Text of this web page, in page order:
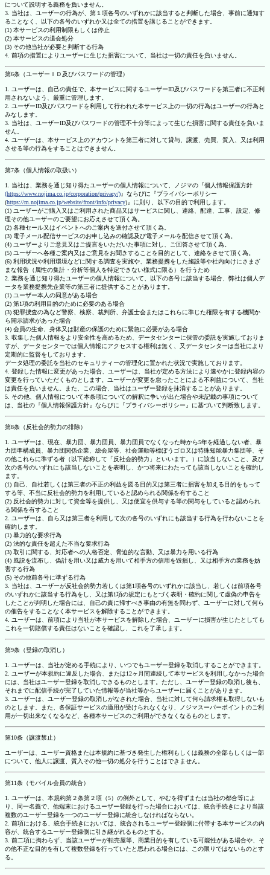
について説明する義務を負いません。
3. 当社は、ユーザーの行為が、第１項各号のいずれかに該当すると判断した場合、事前に通知す
ることなく、以下の各号のいずれか又は全ての措置を講じることができます。
(1) 本サービスの利用制限もしくは停止
(2) 本サービスの退会処分
(3) その他当社が必要と判断する行為
4. 前項の措置によりユーザーに生じた損害について、当社は一切の責任を負いません。
第6条（ユーザーＩＤ及びパスワードの管理）
1. ユーザーは、自己の責任で、本サービスに関するユーザーID及びパスワードを第三者に不正利
用されないよう、厳重に管理します。
2. ユーザーID及びパスワードを利用して行われた本サービス上の一切の行為はユーザーの行為と
みなします。
3. 当社は、ユーザーID及びパスワードの管理不十分等によって生じた損害に関する責任を負いま
せん。
4. ユーザーは、本サービス上のアカウントを第三者に対して貸与、譲渡、売買、質入、又は利用
させる等の行為をすることはできません。
第7条（個人情報の取扱い）
1. 当社は、業務を通じ知り得たユーザーの個人情報について、ノジマの『個人情報保護方針
(https://www.nojima.co.jp/corporation/privacy/)』ならびに『プライバシーポリシー
(https://m.nojima.co.jp/website/front/info/privacy)』に則り、以下の目的で利用します。
(1) ユーザーがご購入又はご利用された商品又はサービスに関し、連絡、配達、工事、設定、修
理その他ユーザーのご要望にお応えさせて頂く為。
(2) 各種セール又はイベントへのご案内を送付させて頂く為。
(3) 電子メール配信サービスのお申し込みの確認及び電子メールを配信させて頂く為。
(4) ユーザーよりご意見又はご提言をいただいた事項に対し、ご回答させて頂く為。
(5) ユーザーへ各種ご案内又はご意見をお聞きすることを目的として、連絡をさせて頂く為。
(6) 利用状況や利用環境などに関する調査を実施や、業務提携をした施設等や社内向けにさまざ
まな報告（属性の集計・分析等個人を特定できない様式に限る）を行うため
2. 業務を通じ知り得たユーザーの個人情報について、以下の各号に該当する場合、弊社は個人デ
ータを業務提携先企業等の第三者に提供することがあります。
(1) ユーザー本人の同意がある場合
(2) 第1項の利用目的のために必要のある場合
(3) 犯罪捜査の為など警察、検察、裁判所、弁護士会またはこれらに準じた権限を有する機関か
ら開示請求があった場合
(4) 会員の生命、身体又は財産の保護のために緊急に必要がある場合
3. 収集した個人情報をより安全性を高めるため、データセンターに保管の委託を実施しておりま
すが、データセンターでは個人情報にアクセスする権利は無く、又データセンターは当社により
定期的に監督をしております。
データ処理の委託を当社のセキュリティーの管理化に置かれた状況で実施しております。
4. 登録した情報に変更があった場合、ユーザーは、当社が定める方法により速やかに登録内容の
変更を行っていただくものとします。ユーザーが変更を怠ったことによる不利益について、当社
は責任を負いません。また、この場合、当社はユーザー登録を抹消することがあります。
5. その他、個人情報について本条項についての解釈に争いが出た場合や未記載の事項について
は、当社の『個人情報保護方針』ならびに『プライバシーポリシー』に基づいて判断致します。
第8条（反社会的勢力の排除）
1. ユーザーは、現在、暴力団、暴力団員、暴力団員でなくなった時から5年を経過しない者、暴
力団準構成員、暴力団関係企業、総会屋等、社会運動等標ぼうゴロ又は特殊知能暴力集団等、そ
の他これらに準ずる者（以下総称して「反社会的勢力」といいます。）に該当しないこと、及び
次の各号のいずれにも該当しないことを表明し、かつ将来にわたっても該当しないことを確約し
ます。
(1) 自己、自社若しくは第三者の不正の利益を図る目的又は第三者に損害を加える目的をもって
する等、不当に反社会的勢力を利用していると認められる関係を有すること
(2) 反社会的勢力に対して資金等を提供し、又は便宜を供与する等の関与をしていると認められ
る関係を有すること
2. ユーザーは、自ら又は第三者を利用して次の各号のいずれにも該当する行為を行わないことを
確約します。
(1) 暴力的な要求行為
(2) 法的な責任を超えた不当な要求行為
(3) 取引に関する、対応者への人格否定、脅迫的な言動、又は暴力を用いる行為
(4) 風説を流布し、偽計を用い又は威力を用いて相手方の信用を毀損し、又は相手方の業務を妨
害する行為
(5) その他前各号に準ずる行為
3. 当社は、ユーザーが反社会的勢力若しくは第1項各号のいずれかに該当し、若しくは前項各号
のいずれかに該当する行為をし、又は第1項の規定にもとづく表明・確約に関して虚偽の申告を
したことが判明した場合には、自己の責に帰すべき事由の有無を問わず、ユーザーに対して何ら
の催告をすることなく本サービスを解除することができます。
4. ユーザーは、前項により当社が本サービスを解除した場合、ユーザーに損害が生じたとしても
これを一切賠償する責任はないことを確認し、これを了承します。
第9条（登録の取消し）
1. ユーザーは、当社が定める手続により、いつでもユーザー登録を取消しすることができます。
2. ユーザーが本規約に違反した場合、または12ヶ月間連続して本サービスを利用しなかった場合
には、当社はユーザー登録を取消しできるものとします。ただし、ユーザー登録の取消し後も、
それまでに配信手続が完了していた情報等が当社等からユーザーに届くことがあります。
3. ユーザーは、ユーザー登録の取消しがなされた場合、当社に対して何ら請求権も取得しないも
のとします。また、各保証サービスの適用が受けられなくなり、ノジマスーパーポイントのご利
用が一切出来なくなるなど、各種本サービスのご利用ができなくなるものとします。
第10条（譲渡禁止）
ユーザーは、ユーザー資格または本規約に基づき発生した権利もしくは義務の全部もしくは一部
について、他人に譲渡、質入その他一切の処分を行うことはできません。
第11条（モバイル会員の統合）
1. ユーザーは、本規約第２条第２項（5）の例外として、やむを得ずまたは当社の都合等によ
り、同一名義で、他端末におけるユーザー登録を行った場合においては、統合手続きにより当該
複数のユーザー登録を一つのユーザー登録に統合しなければならない。
2. 前項における、統合手続きにおいては、統合されるユーザー登録側に付帯する本サービスの内
容が、統合するユーザー登録側に引き継がれるものとする。
3. 前二項に拘わらず、当該ユーザーが転売屋等、商業目的を有している可能性がある場合や、そ
の他不正な目的を有して複数登録を行っていたと思われる場合には、この限りではないものとす
る。